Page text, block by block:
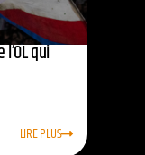
qui
LIRE PLUS